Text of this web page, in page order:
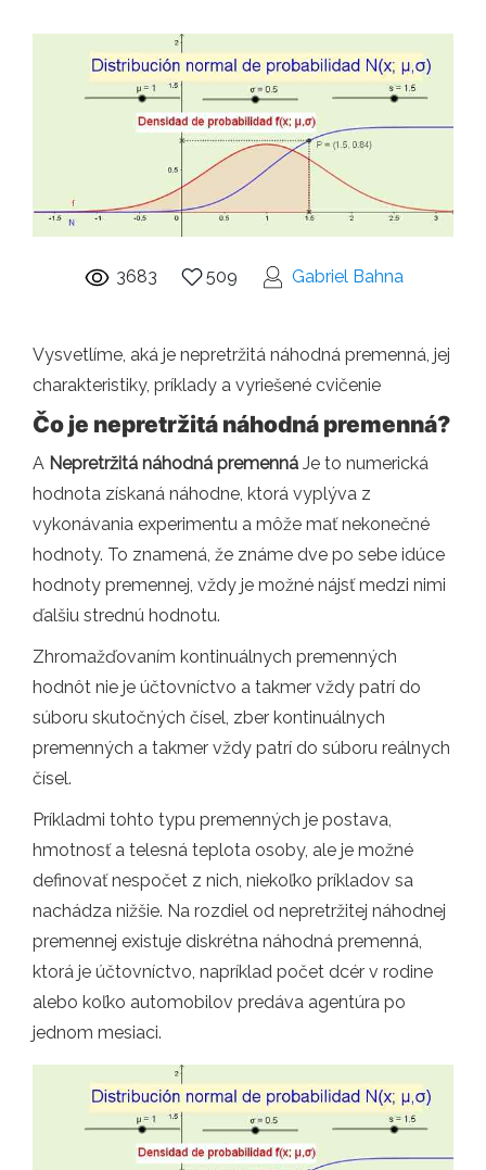
3683 509 Gabriel Bahna
Vysvetlíme, aká je nepretržitá náhodná premenná, jej
charakteristiky, príklady a vyriešené cvičenie
Čo je nepretržitá náhodná premenná?
A Nepretržitá náhodná premenná Je to numerická
hodnota získaná náhodne, ktorá vyplýva z
vykonávania experimentu a môže mať nekonečné
hodnoty. To znamená, že známe dve po sebe idúce
hodnoty premennej, vždy je možné nájsť medzi nimi
ďalšiu strednú hodnotu.
Zhromažďovaním kontinuálnych premenných
hodnôt nie je účtovníctvo a takmer vždy patrí do
súboru skutočných čísel, zber kontinuálnych
premenných a takmer vždy patrí do súboru reálnych
čísel.
Príkladmi tohto typu premenných je postava,
hmotnosť a telesná teplota osoby, ale je možné
definovať nespočet z nich, niekoľko príkladov sa
nachádza nižšie. Na rozdiel od nepretržitej náhodnej
premennej existuje diskrétna náhodná premenná,
ktorá je účtovníctvo, napríklad počet dcér v rodine
alebo koľko automobilov predáva agentúra po
jednom mesiaci.